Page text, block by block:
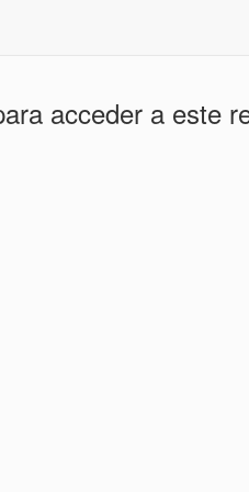
acceder a este